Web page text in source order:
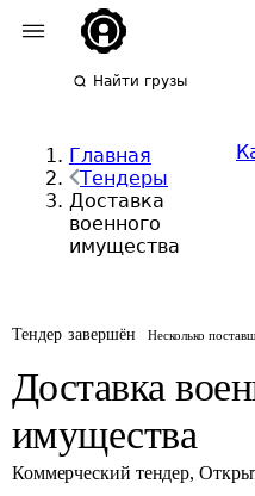
Найти грузы
Главная
Тендеры
Доставка
военного
имущества
Тендер завершён Несколько
Доставка
имущества
Коммерческий тендер,